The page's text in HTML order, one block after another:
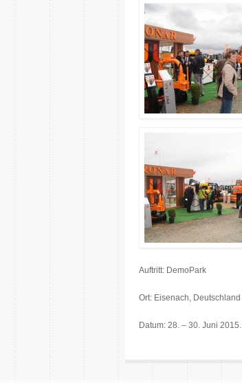
Auftritt: DemoPark
Ort: Eisenach, Deutschland
Datum: 28. – 30. Juni 2015.